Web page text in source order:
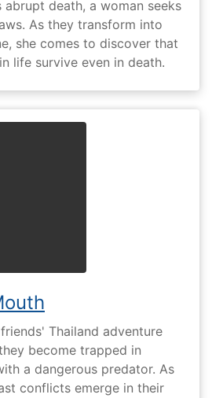
abrupt death, a woman seeks
As they transform into
she comes to discover that
life survive even in death.
Thailand adventure
become trapped in
a dangerous predator. As
conflicts emerge in their